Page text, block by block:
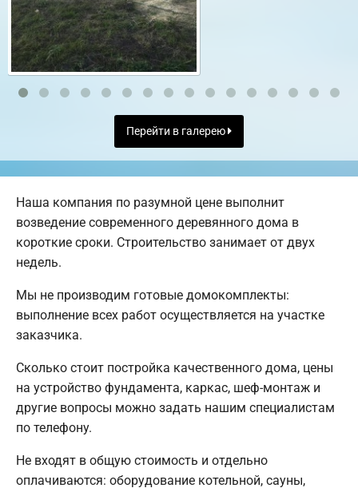
Перейти в галерею
Наша компания по разумной цене выполнит
возведение современного деревянного дома в
короткие сроки. Строительство занимает от двух
недель.
Мы не производим готовые домокомплекты:
выполнение всех работ осуществляется на участке
заказчика.
Сколько стоит постройка качественного дома, цены
на устройство фундамента, каркас, шеф-монтаж и
другие вопросы можно задать нашим специалистам
по телефону.
Не входят в общую стоимость и отдельно
оплачиваются: оборудование котельной, сауны,